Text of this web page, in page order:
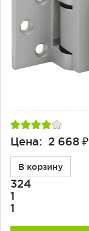
Цена: 2 668 ₽
В корзину
324
1
1